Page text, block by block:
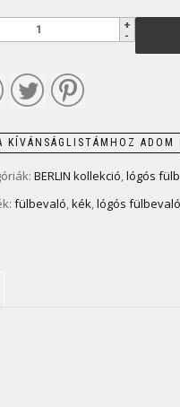
KÍVÁNSÁGLISTÁMHOZ ADOM
BERLIN kollekció,lógós
fülbevaló,kék,lógós fülbevaló